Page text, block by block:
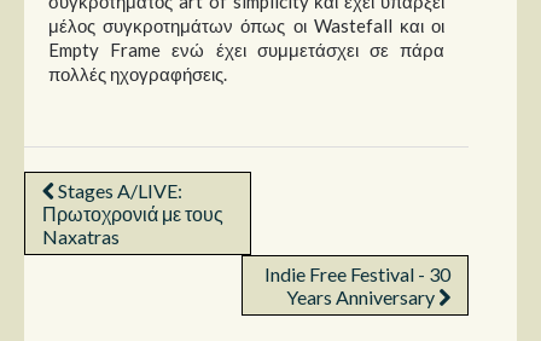
μέλος συγκροτημάτων όπως οι Wastefall και οι
Empty Frame ενώ έχει συμμετάσχει σε πάρα
πολλές ηχογραφήσεις.
Stages A/LIVE:
Πρωτοχρονιά με τους
Naxatras
Indie Free Festival - 30
Years Anniversary